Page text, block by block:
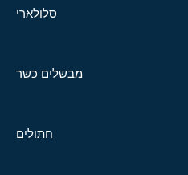
סלולארי
מבשלים כשר
חתולים